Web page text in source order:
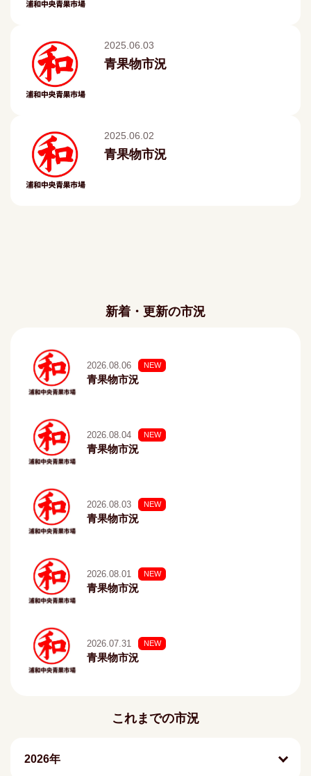
2025.06.03
青果物市況
2025.06.02
青果物市況
新着・更新の市況
2026.08.06 NEW
青果物市況
2026.08.04 NEW
青果物市況
2026.08.03 NEW
青果物市況
2026.08.01 NEW
青果物市況
2026.07.31 NEW
青果物市況
これまでの市況
2026年